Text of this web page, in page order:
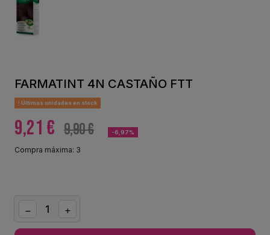
FARMATINT 4N CASTAÑO FTT
Últimas unidades en stock
9,21 € 9,90 € -6,97%
Compra máxima: 3